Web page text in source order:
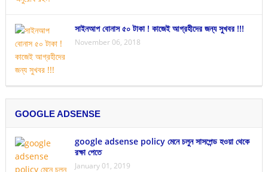
সাইনআপ বোনাস ৫০ টাকা ! কাজেই আগ্রহীদের জন্য সুখবর !!!
November 06, 2018
GOOGLE ADSENSE
google adsense policy মেনে চলুন সাসপেন্ড হওয়া থেকে
রক্ষা পেতে
January 01, 2019